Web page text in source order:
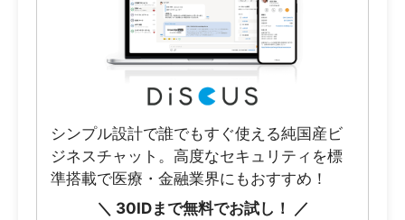
シンプル設計で誰でもすぐ使える純国産ビ
ジネスチャット。高度なセキュリティを標
準搭載で医療・金融業界にもおすすめ！
＼ 30IDまで無料でお試し！ ／